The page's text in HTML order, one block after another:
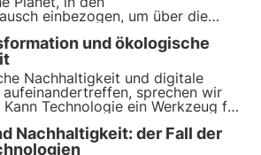
einbezogen, um über die
ihrer Arbeit zum Schutz der
Protagonisten des Projekts zur
Vielfalt mit 3Bee.
und ökologische
Nachhaltigkeit und digitale
sprechen wir
Technologie ein Werkzeug für
sein? In diesem Artikel
Unternehmen den grünen und
angehen.
Nachhaltigkeit: der Fall der